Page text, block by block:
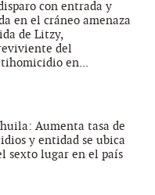
con entrada y
en el cráneo amenaza
de Litzy,
del
en...
Aumenta tasa de
y entidad se ubica
sexto lugar en el país